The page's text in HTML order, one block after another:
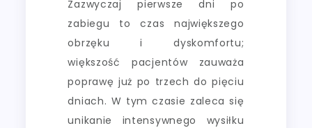
Zazwyczaj pierwsze dni po
zabiegu to czas największego
obrzęku i dyskomfortu;
większość pacjentów zauważa
poprawę już po trzech do pięciu
dniach. W tym czasie zaleca się
unikanie intensywnego wysiłku